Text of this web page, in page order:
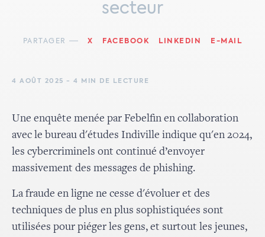
secteur
PARTAGER X FACEBOOK LINKEDIN E-MAIL
4 AOÛT 2025 - 4 MIN DE LECTURE
Une enquête menée par Febelfin en collaboration
avec le bureau d'études Indiville indique qu'en 2024,
les cybercriminels ont continué d’envoyer
massivement des messages de phishing.
La fraude en ligne ne cesse d'évoluer et des
techniques de plus en plus sophistiquées sont
utilisées pour piéger les gens, et surtout les jeunes,